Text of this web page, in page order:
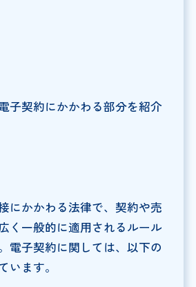
子契約にかかわる部分を紹介
にかかわる法律で、契約や売
く一般的に適用されるルール
電子契約に関しては、以下の
います。